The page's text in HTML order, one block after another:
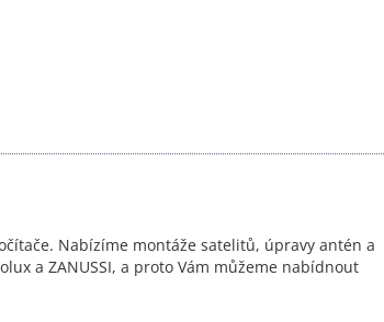
Nabízíme montáže satelitů, úpravy antén a
a ZANUSSI, a proto Vám můžeme nabídnout